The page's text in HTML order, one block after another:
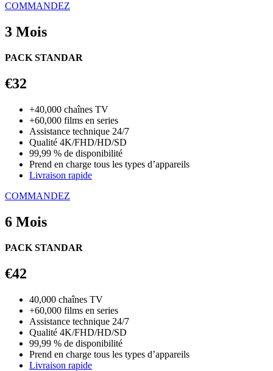
COMMANDEZ
3 Mois
PACK STANDAR
€32
+40,000 chaînes TV
+60,000 films en series
Assistance technique 24/7
Qualité 4K/FHD/HD/SD
99,99 % de disponibilité
Prend en charge tous les types d’appareils
Livraison rapide
COMMANDEZ
6 Mois
PACK STANDAR
€42
40,000 chaînes TV
+60,000 films en series
Assistance technique 24/7
Qualité 4K/FHD/HD/SD
99,99 % de disponibilité
Prend en charge tous les types d’appareils
Livraison rapide